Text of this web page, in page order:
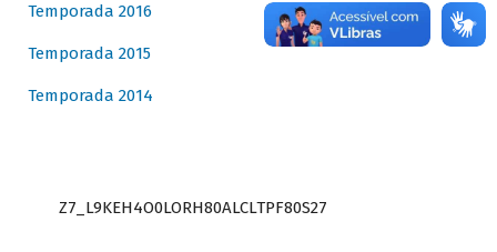
Temporada 2016
Temporada 2015
Temporada 2014
Z7_L9KEH4O0LORH80ALCLTPF80S27